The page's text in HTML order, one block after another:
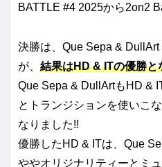
BATTLE #4 2025から2on2
決勝は、Que Sepa &
が、 結果はHD & ITの優勝と
Que Sepa & DullArtもHD &
とトランジションを使いこ
なりました!!
優勝したHD & ITは、Que
ややオリジナリティーとミ